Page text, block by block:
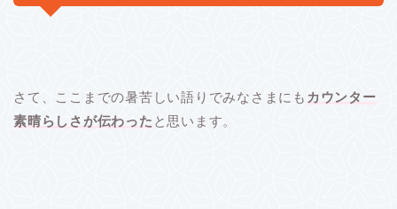
さて、ここまでの暑苦しい語りでみなさまにも カウンター
素晴らしさが伝わった と思います。